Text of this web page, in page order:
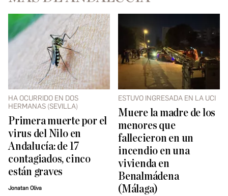
HA OCURRIDO EN DOS
HERMANAS (SEVILLA)
Primera muerte por el
virus del Nilo en
Andalucía: de 17
contagiados, cinco
están graves
Jonatan Oliva
ESTUVO INGRESADA EN LA UCI
Muere la madre de los
menores que
fallecieron en un
incendio en una
vivienda en
Benalmádena
(Málaga)